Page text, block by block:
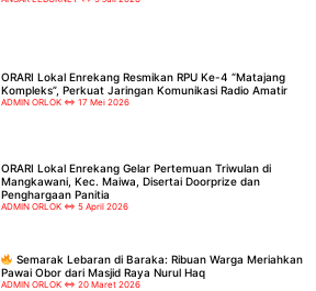
ORARI Lokal Enrekang Resmikan RPU Ke-4 “Matajang
Kompleks”, Perkuat Jaringan Komunikasi Radio Amatir
ADMIN ORLOK 17 Mei 2026
ORARI Lokal Enrekang Gelar Pertemuan Triwulan di
Mangkawani, Kec. Maiwa, Disertai Doorprize dan
Penghargaan Panitia
ADMIN ORLOK 5 April 2026
Semarak Lebaran di Baraka: Ribuan Warga Meriahkan
Pawai Obor dari Masjid Raya Nurul Haq
ADMIN ORLOK 20 Maret 2026